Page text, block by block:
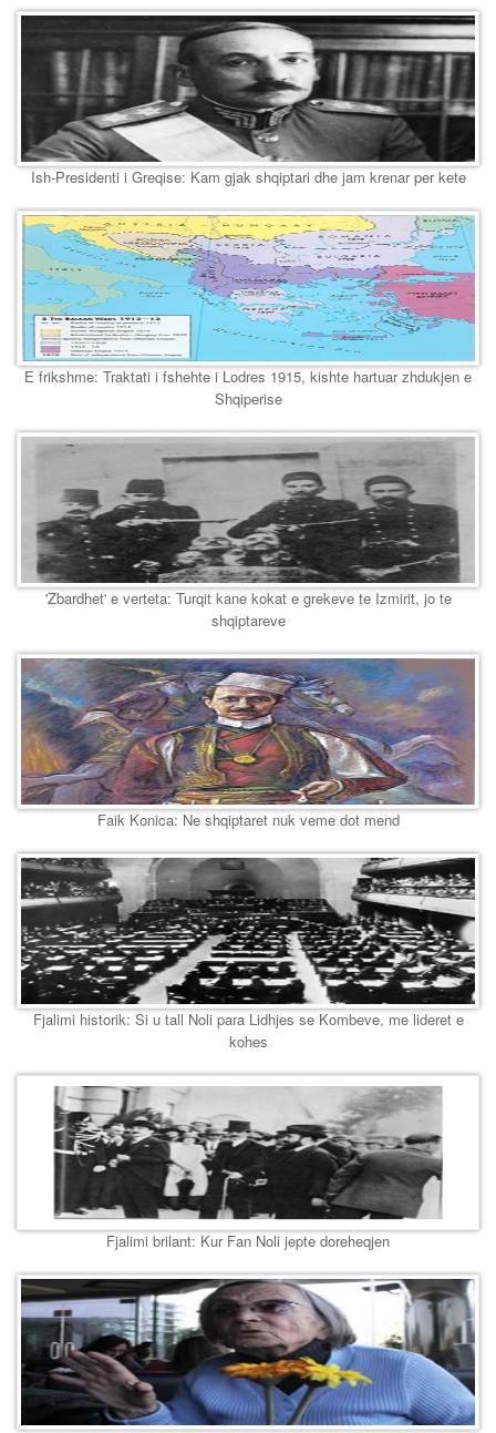
Ish-Presidenti i Greqise: Kam gjak shqiptari dhe jam krenar per kete
E frikshme: Traktati i fshehte i Lodres 1915, kishte hartuar zhdukjen e
Shqiperise
'Zbardhet' e verteta: Turqit kane kokat e grekeve te Izmirit, jo te
shqiptareve
Faik Konica: Ne shqiptaret nuk veme dot mend
Fjalimi historik: Si u tall Noli para Lidhjes se Kombeve, me lideret e
kohes
Fjalimi brilant: Kur Fan Noli jepte doreheqjen